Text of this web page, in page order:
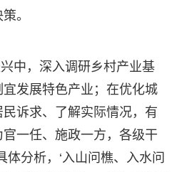
。
中，深入调研乡村产业基
发展特色产业；在优化城
诉求、了解实际情况，有
一任、施政一方，各级干
体分析，‘入山问樵、入水问